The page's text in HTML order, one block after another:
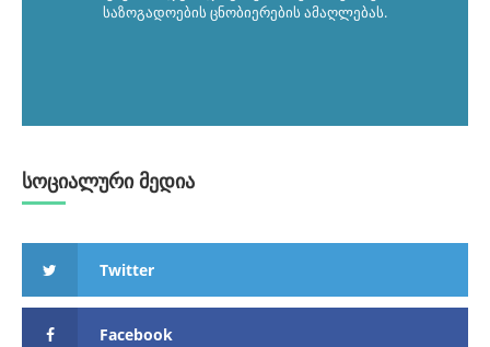
საზოგადოების ცნობიერების ამაღლებას.
სოციალური მედია
Twitter
Facebook